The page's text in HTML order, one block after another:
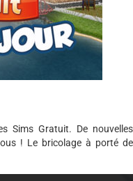
Sims Gratuit. De nouvelles
! Le bricolage à porté de